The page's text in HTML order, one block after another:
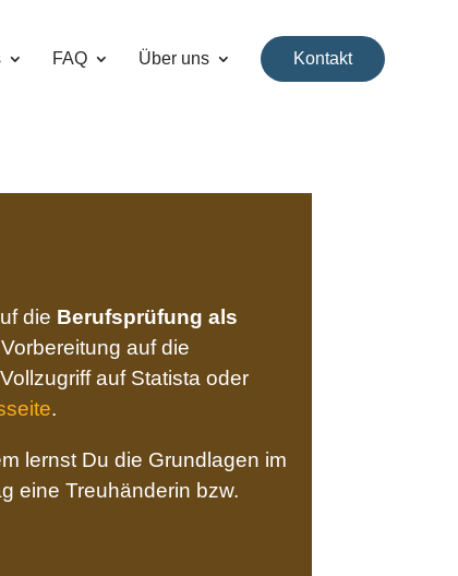
FAQ Über uns Kontakt
die Berufsprüfung als
auf die
auf Statista oder
.
lernst Du die Grundlagen im
eine Treuhänderin bzw.